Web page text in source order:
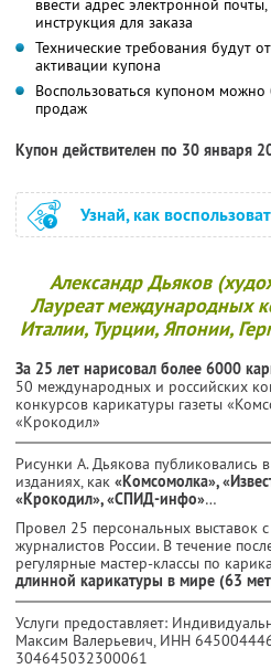
ввести адрес электронной
инструкция для заказа
Технические требования будут
активации купона
Воспользоваться купоном
продаж
Купон действителен по 30 января
Узнай, как
Александр Дьяков
Лауреат международных
Италии, Турции, Японии,
За 25 лет нарисовал более 6000
50 международных и российских
конкурсов карикатуры газеты
«Крокодил»
Рисунки А. Дьякова публиковались
изданиях, как «Комсомолка»,
«Крокодил», «СПИД-инфо»…
Провел 25 персональных выставок
журналистов России. В течение
регулярные мастер-классы по
длинной карикатуры в мире (63
Услуги предоставляет:
Максим Валерьевич, ИНН
304645032300061